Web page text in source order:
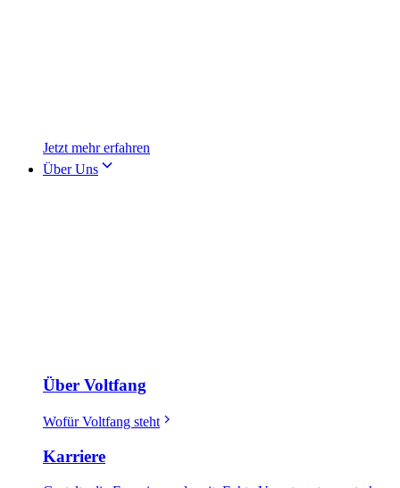
Jetzt mehr erfahren
Über Uns
Über Voltfang
Wofür Voltfang steht
Karriere